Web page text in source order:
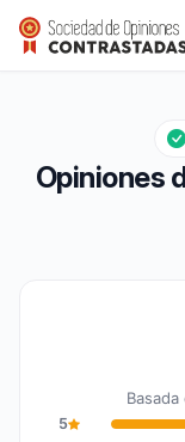
Toldos-en-Stock
Calificación global:
9,0/10
Opiniones
5